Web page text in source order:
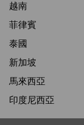
越南
菲律賓
泰國
新加坡
馬來西亞
印度尼西亞